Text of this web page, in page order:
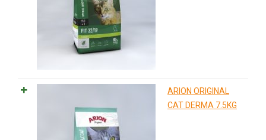
ARION ORIGINAL
CAT DERMA 7.5KG